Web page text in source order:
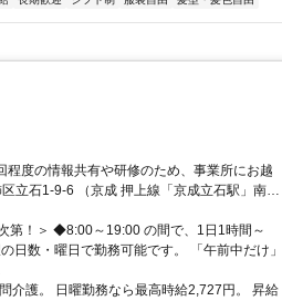
立石1-9-6 （京成 押上線「京成立石駅」南口
第！＞ ◆8:00～19:00 の間で、1日1時間～
日数・曜日で勤務可能です。 「午前中だけ」
介護。 日曜勤務なら最高時給2,727円。 昇給